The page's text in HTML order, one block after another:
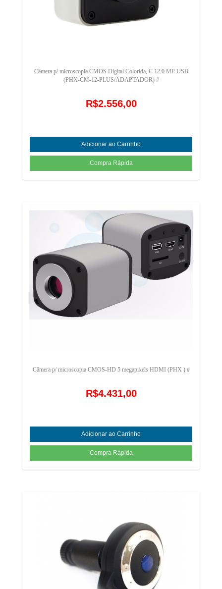
Câmera p/ microscopia CMOS Digital Colorida, C 12.0 MP USB
(PHX-CM-12-PLUS/ADAPTADOR) #
R$2.556,00
Câmera p/ microscopia CMOS-HD 5 megapixels HDMI (PHX ) #
R$4.431,00